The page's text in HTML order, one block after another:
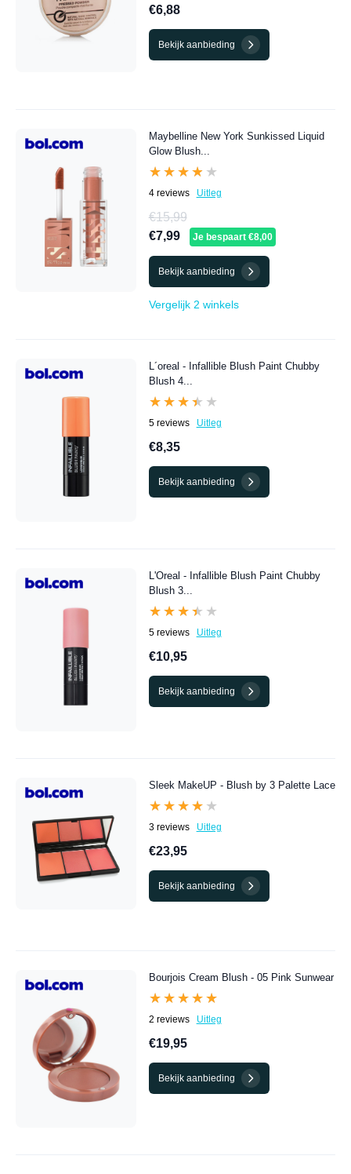
€6,88
Bekijk aanbieding
Maybelline New York Sunkissed Liquid
Glow Blush...
★★★★★
★★★★★
4 reviews Uitleg
€15,99
€7,99
Je bespaart €8,00
Bekijk aanbieding
Vergelijk 2 winkels
L´oreal - Infallible Blush Paint Chubby
Blush 4...
★★★★★
★★★★★
5 reviews Uitleg
€8,35
Bekijk aanbieding
L'Oreal - Infallible Blush Paint Chubby
Blush 3...
★★★★★
★★★★★
5 reviews Uitleg
€10,95
Bekijk aanbieding
Sleek MakeUP - Blush by 3 Palette Lace
★★★★★
★★★★★
3 reviews Uitleg
€23,95
Bekijk aanbieding
Bourjois Cream Blush - 05 Pink Sunwear
★★★★★
★★★★★
2 reviews Uitleg
€19,95
Bekijk aanbieding